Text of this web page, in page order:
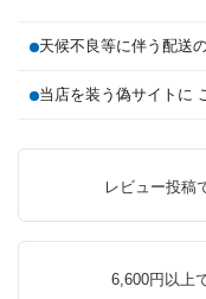
天候不良等に伴う配送
当店を装う偽サイトに
レビュー投稿
6,600円以上